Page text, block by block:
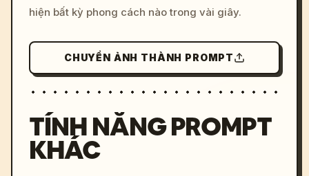
hiện bất kỳ phong cách nào trong vài giây.
CHUYỂN ẢNH THÀNH PROMPT
TÍNH NĂNG PROMPT
KHÁC